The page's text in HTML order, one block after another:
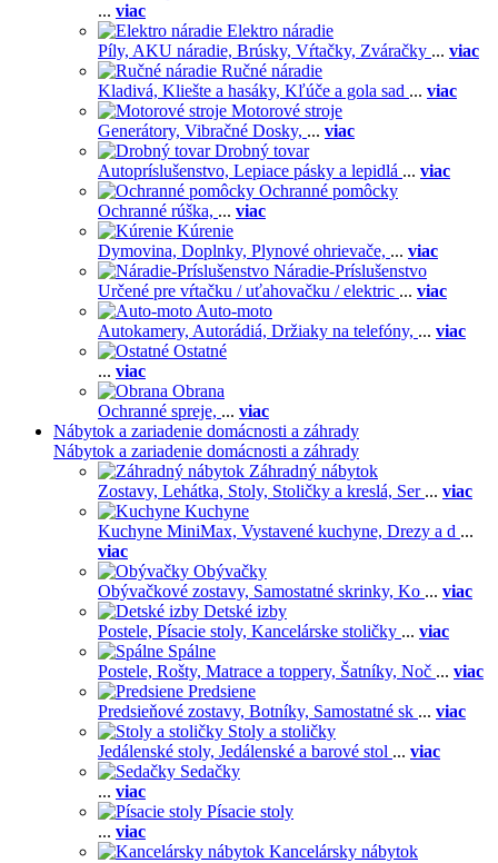
... viac
Elektro náradie
Píly, AKU náradie, Brúsky, Vŕtačky, Zváračky ... viac
Ručné náradie
Kladivá, Kliešte a hasáky, Kľúče a gola sad ... viac
Motorové stroje
Generátory, Vibračné Dosky, ... viac
Drobný tovar
Autopríslušenstvo, Lepiace pásky a lepidlá ... viac
Ochranné pomôcky
Ochranné rúška, ... viac
Kúrenie
Dymovina, Doplnky, Plynové ohrievače, ... viac
Náradie-Príslušenstvo
Určené pre vŕtačku / uťahovačku / elektric ... viac
Auto-moto
Autokamery, Autorádiá, Držiaky na telefóny, ... viac
Ostatné
... viac
Obrana
Ochranné spreje, ... viac
Nábytok a zariadenie domácnosti a záhrady
Nábytok a zariadenie domácnosti a záhrady
Záhradný nábytok
Zostavy, Lehátka, Stoly, Stoličky a kreslá, Ser ... viac
Kuchyne
Kuchyne MiniMax, Vystavené kuchyne, Drezy a d ...
viac
Obývačky
Obývačkové zostavy, Samostatné skrinky, Ko ... viac
Detské izby
Postele, Písacie stoly, Kancelárske stoličky ... viac
Spálne
Postele, Rošty, Matrace a toppery, Šatníky, Noč ... viac
Predsiene
Predsieňové zostavy, Botníky, Samostatné sk ... viac
Stoly a stoličky
Jedálenské stoly, Jedálenské a barové stol ... viac
Sedačky
... viac
Písacie stoly
... viac
Kancelársky nábytok